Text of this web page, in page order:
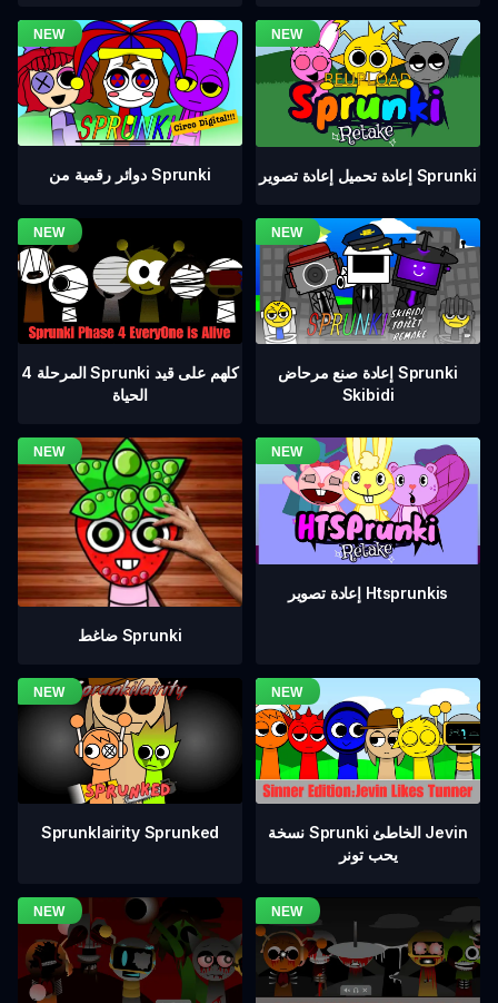
دوائر رقمية من Sprunki إعادة تحميل إعادة تصوير Sprunki
المرحلة 4 Sprunki كلهم على قيد
الحياة
إعادة صنع مرحاض Sprunki
Skibidi
ضاغط Sprunki
إعادة تصوير Htsprunkis
Sprunklairity Sprunked
نسخة Sprunki الخاطئ Jevin
يحب تونر